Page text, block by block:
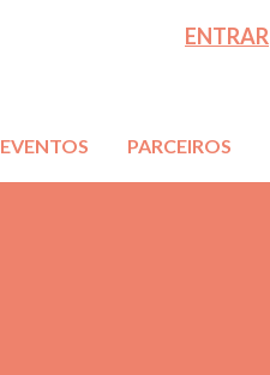
ENTRAR
EVENTOS PARCEIROS